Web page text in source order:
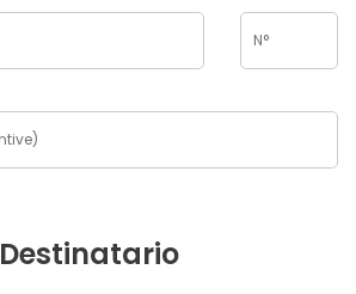
Destinatario